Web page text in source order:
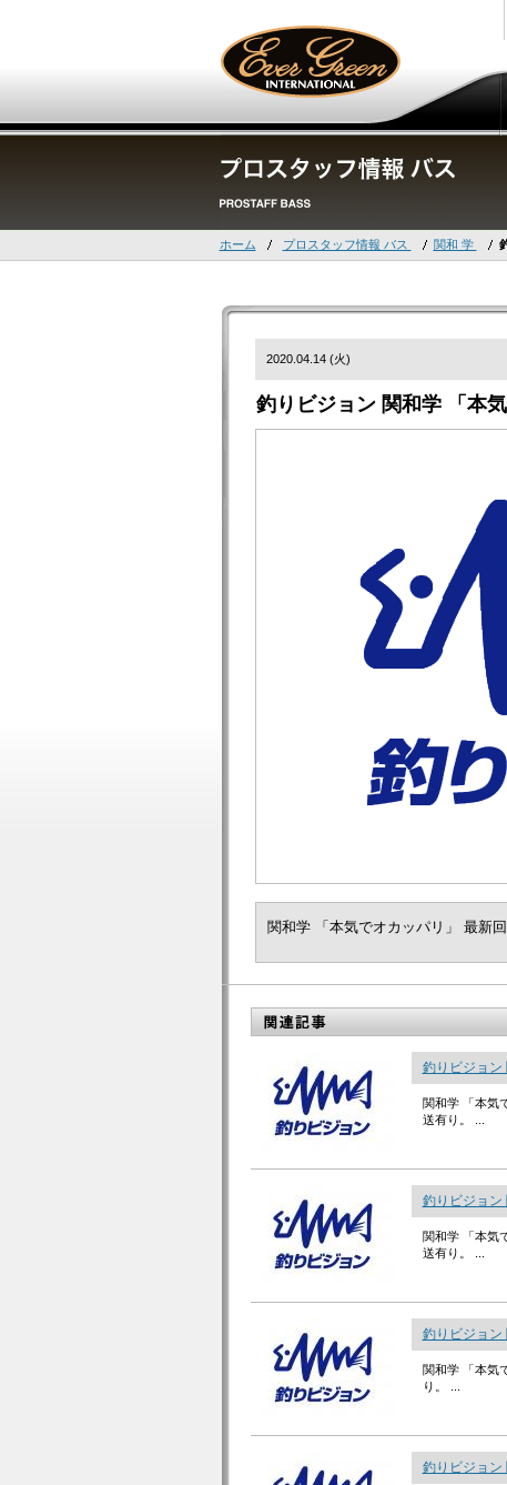
ホーム プロスタッフ情報 バス 関和 学
2020.04.14 (火)
釣りビジョン 関和学 「本
関和学 「本気でオカッパリ」 最新
釣りビジョン
関和学 「本気
送有り。 ...
釣りビジョン
関和学 「本気
送有り。 ...
釣りビジョン
関和学 「本気
り。 ...
釣りビジョン